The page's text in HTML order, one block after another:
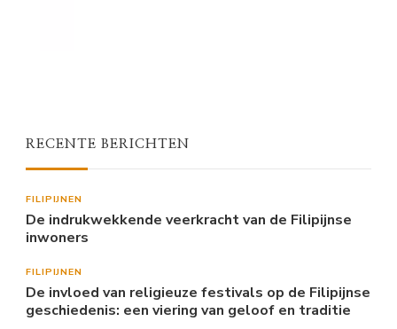
RECENTE BERICHTEN
FILIPIJNEN
De indrukwekkende veerkracht van de Filipijnse
inwoners
FILIPIJNEN
De invloed van religieuze festivals op de Filipijnse
geschiedenis: een viering van geloof en traditie